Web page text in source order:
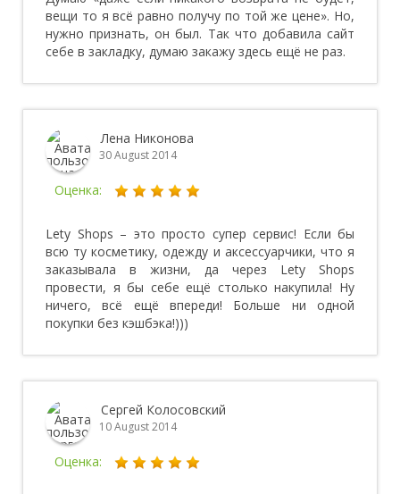
вещи то я всё равно получу по той же цене». Но,
нужно признать, он был. Так что добавила сайт
себе в закладку, думаю закажу здесь ещё не раз.
Лена Никонова
30 August 2014
Оценка:
Lety Shops – это просто супер сервис! Если бы
всю ту косметику, одежду и аксессуарчики, что я
заказывала в жизни, да через Lety Shops
провести, я бы себе ещё столько накупила! Ну
ничего, всё ещё впереди! Больше ни одной
покупки без кэшбэка!)))
Сергей Колосовский
10 August 2014
Оценка: